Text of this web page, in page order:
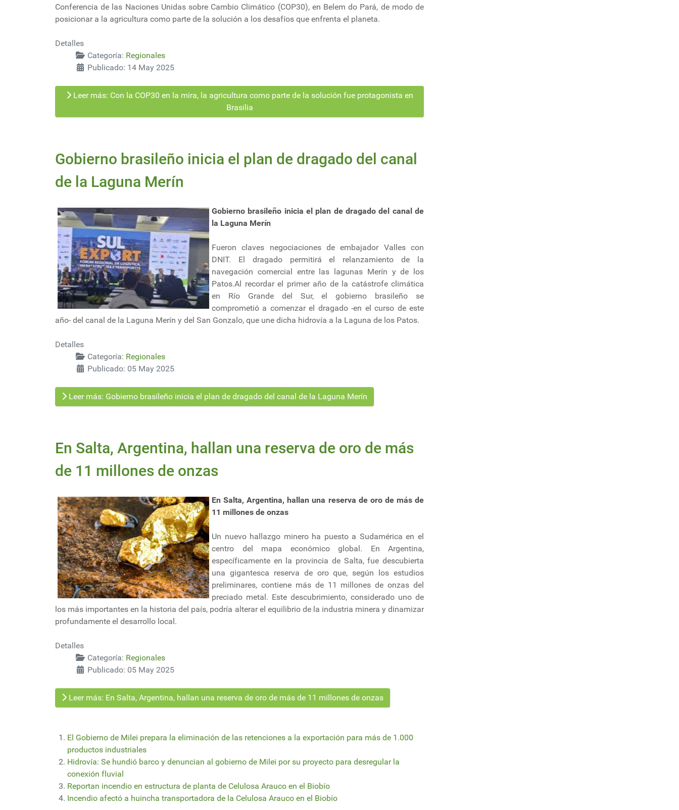
Conferencia de las Naciones Unidas sobre Cambio Climático (COP30), en Belem do Pará, de modo de
posicionar a la agricultura como parte de la solución a los desafíos que enfrenta el planeta.
Detalles
Categoría: Regionales
Publicado: 14 May 2025
Leer más: Con la COP30 en la mira, la agricultura como parte de la solución fue protagonista en
Brasilia
Gobierno brasileño inicia el plan de dragado del canal
de la Laguna Merín
Gobierno brasileño inicia el plan de dragado del canal de
la Laguna Merín
Fueron claves negociaciones de embajador Valles con
DNIT. El dragado permitirá el relanzamiento de la
navegación comercial entre las lagunas Merín y de los
Patos.Al recordar el primer año de la catástrofe climática
en Río Grande del Sur, el gobierno brasileño se
comprometió a comenzar el dragado -en el curso de este
año- del canal de la Laguna Merín y del San Gonzalo, que une dicha hidrovía a la Laguna de los Patos.
Detalles
Categoría: Regionales
Publicado: 05 May 2025
Leer más: Gobierno brasileño inicia el plan de dragado del canal de la Laguna Merín
En Salta, Argentina, hallan una reserva de oro de más
de 11 millones de onzas
En Salta, Argentina, hallan una reserva de oro de más de
11 millones de onzas
Un nuevo hallazgo minero ha puesto a Sudamérica en el
centro del mapa económico global. En Argentina,
específicamente en la provincia de Salta, fue descubierta
una gigantesca reserva de oro que, según los estudios
preliminares, contiene más de 11 millones de onzas del
preciado metal. Este descubrimiento, considerado uno de
los más importantes en la historia del país, podría alterar el equilibrio de la industria minera y dinamizar
profundamente el desarrollo local.
Detalles
Categoría: Regionales
Publicado: 05 May 2025
Leer más: En Salta, Argentina, hallan una reserva de oro de más de 11 millones de onzas
El Gobierno de Milei prepara la eliminación de las retenciones a la exportación para más de 1.000
productos industriales
Hidrovía: Se hundió barco y denuncian al gobierno de Milei por su proyecto para desregular la
conexión fluvial
Reportan incendio en estructura de planta de Celulosa Arauco en el Biobío
Incendio afectó a huincha transportadora de la Celulosa Arauco en el Biobío